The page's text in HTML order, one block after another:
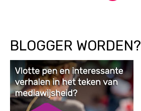
BLOGGER WORDEN?